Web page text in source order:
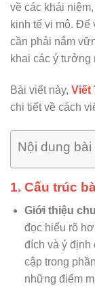
về các khái
kinh tế vi mô. Để
cần phải nắm
khai các ý tưởng
Bài viết này, Viết
chi tiết về cách
Nội dung bài
1. Cấu trúc
Giới thiệu
đọc hiểu rõ
đích và ý định
cập trong
những điểm